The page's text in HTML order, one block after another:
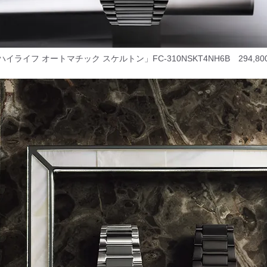
イライフ オートマチック スケルトン」FC-310NSKT4NH6B